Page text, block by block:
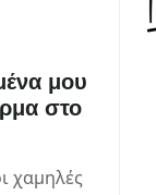
μου
στο
χαμηλές